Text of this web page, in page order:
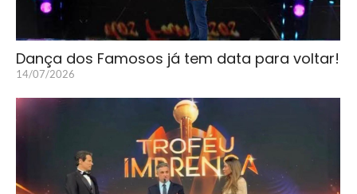
Dança dos Famosos já tem data para voltar!
14/07/2026